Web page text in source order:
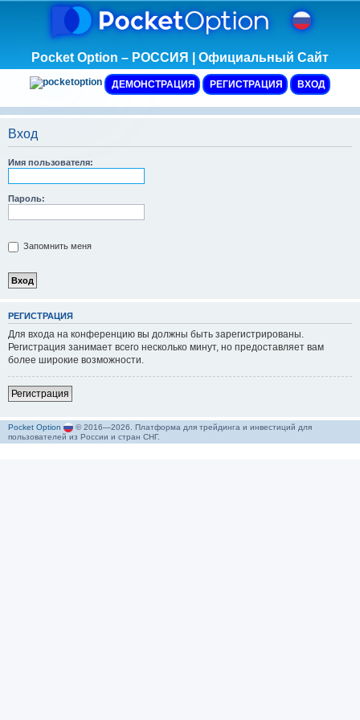
Pocket Option – РОССИЯ | Официальный Сайт
ДЕМОНСТРАЦИЯ РЕГИСТРАЦИЯ ВХОД
Вход
Имя пользователя:
Пароль:
Запомнить меня
РЕГИСТРАЦИЯ
Для входа на конференцию вы должны быть зарегистрированы.
Регистрация занимает всего несколько минут, но предоставляет вам
более широкие возможности.
Регистрация
Pocket Option
© 2016—2026. Платформа для трейдинга и инвестиций для
пользователей из России и стран СНГ.